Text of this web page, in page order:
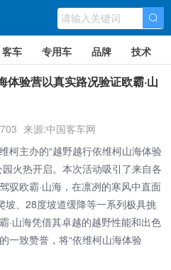
客车 专用车 品牌 技术
验营以真实路况验证欧霸·山
来源:中国客车网
主办的“越野越行依维柯山海体验
火热开启。本次活动吸引了来自各
驭欧霸·山海，在凛冽的寒风中直面
、28度坡道缓降等一系列极具挑
·山海凭借其卓越的越野性能和出色
一致赞誉，将“依维柯山海体验